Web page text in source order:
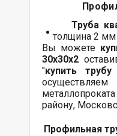
Труба
толщина 2 мм
Вы можете
30х30х2
"купить трубу
району,
Профильная